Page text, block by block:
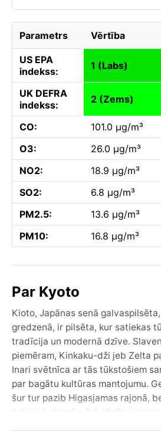
Parametrs Vērtība
US EPA
indekss:
1 (Labs)
UK DEFRA
indekss:
2 (Zems)
CO:
101.0 µg/m³
O3:
26.0 µg/m³
NO2:
18.9 µg/m³
SO2:
6.8 µg/m³
PM2.5:
13.6 µg/m³
PM10:
16.8 µg/m³
Par Kyoto
Kioto, Japānas senā
gredzenā, ir pilsēta, kur satiekas
tradīcija un modernā dzīve.
piemēram, Kinkaku-dži jeb Zelta
Inari svētnīca ar tās tūkstošiem
par bagātu kultūras mantojumu.
šur tur pazib Higasjamas rajonā,
sakuru koku pārvērš pilsētu par